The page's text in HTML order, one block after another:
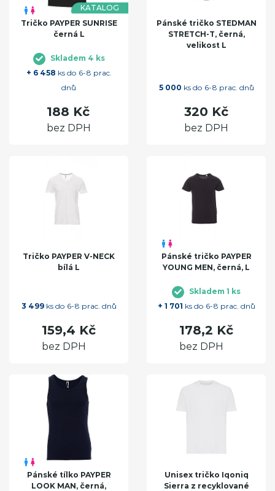
KATALOG
Tričko PAYPER SUNRISE
černá L
Skladem 4 ks
+ 6 458 ks do 6-8 prac.
dnů
188 Kč
bez DPH
Pánské tričko STEDMAN
STRETCH-T, černá,
velikost L
5 000 ks do 6-8 prac. dnů
320 Kč
bez DPH
Tričko PAYPER V-NECK
bílá L
3 499ks do 6-8 prac. dnů
159,4 Kč
bez DPH
Pánské tričko PAYPER
YOUNG MEN, černá, L
Skladem 1 ks
+ 1 701 ks do 6-8 prac. dnů
178,2 Kč
bez DPH
Pánské tílko PAYPER
LOOK MAN, černá,
Unisex tričko Iqoniq
Sierra z recyklované